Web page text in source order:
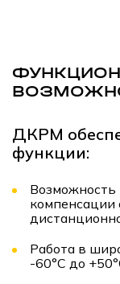
ДКРМ
функции:
Возможность
компенсации
Работа в
-60°C до